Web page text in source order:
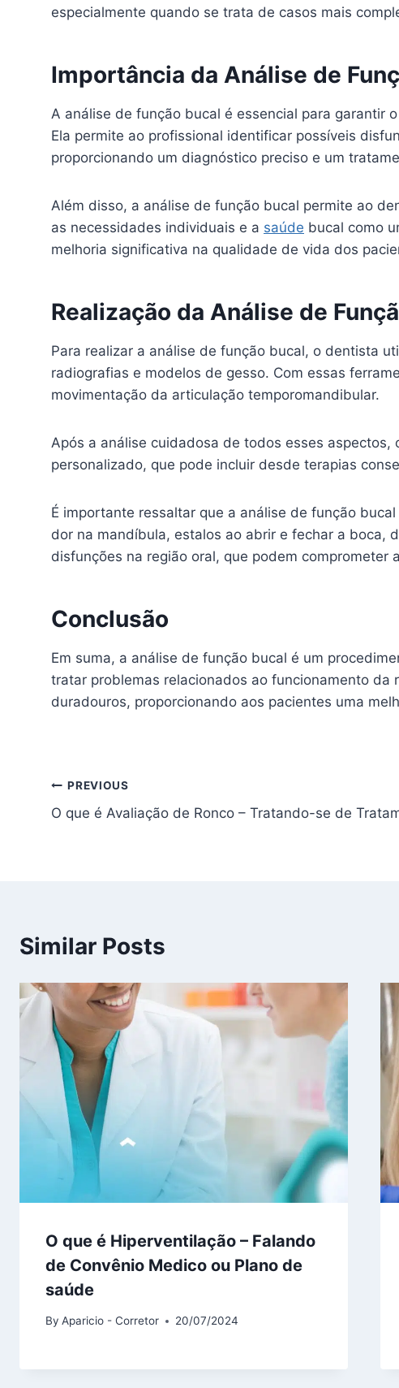
especialmente quando se trata de casos mais
Importância da Análise de
A análise de função bucal é essencial para garantir
Ela permite ao profissional identificar possíveis
proporcionando um diagnóstico preciso e um
Além disso, a análise de função bucal permite ao
as necessidades individuais e a saúde bucal como
melhoria significativa na qualidade de vida dos
Realização da Análise de
Para realizar a análise de função bucal, o dentista
radiografias e modelos de gesso. Com essas
movimentação da articulação temporomandibular.
Após a análise cuidadosa de todos esses
personalizado, que pode incluir desde terapias
É importante ressaltar que a análise de função
dor na mandíbula, estalos ao abrir e fechar a boca,
disfunções na região oral, que podem comprometer a
Conclusão
Em suma, a análise de função bucal é um
tratar problemas relacionados ao funcionamento da
duradouros, proporcionando aos pacientes uma
Navegação
de
PREVIOUS
O que é Avaliação de Ronco – Tratando-se de
Similar Posts
O que é Hiperventilação – Falando
de Convênio Medico ou Plano de
saúde
By Aparicio - Corretor 20/07/2024